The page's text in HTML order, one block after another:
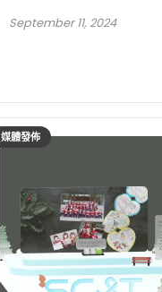
September 11, 2024
媒體發佈